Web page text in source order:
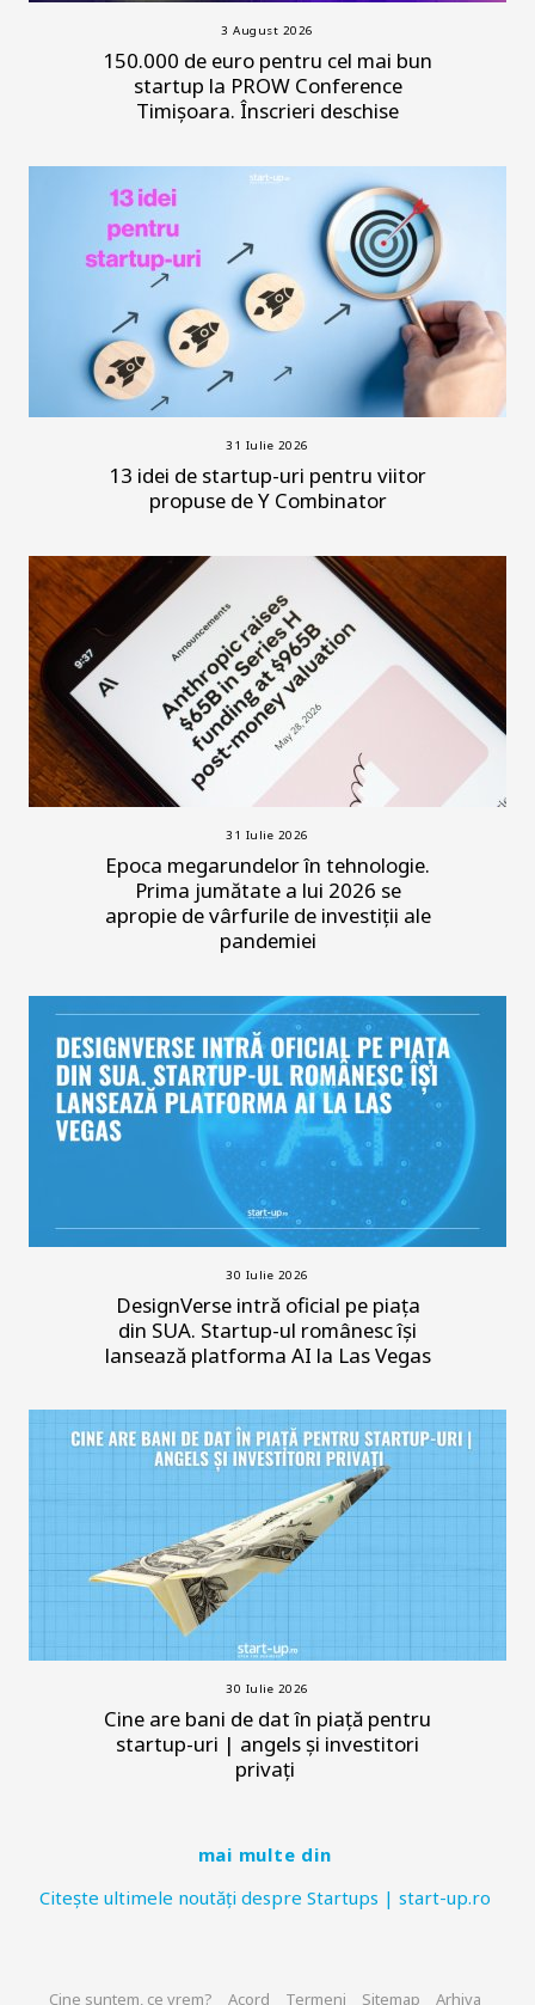
3 August 2026
150.000 de euro pentru cel mai bun
startup la PROW Conference
Timișoara. Înscrieri deschise
31 Iulie 2026
13 idei de startup-uri pentru viitor
propuse de Y Combinator
31 Iulie 2026
Epoca megarundelor în tehnologie.
Prima jumătate a lui 2026 se
apropie de vârfurile de investiții ale
pandemiei
30 Iulie 2026
DesignVerse intră oficial pe piața
din SUA. Startup-ul românesc își
lansează platforma AI la Las Vegas
30 Iulie 2026
Cine are bani de dat în piață pentru
startup-uri | angels și investitori
privați
mai multe din
Citește ultimele noutăți despre Startups | start-up.ro
Cine suntem, ce vrem? Acord Termeni Sitemap Arhiva